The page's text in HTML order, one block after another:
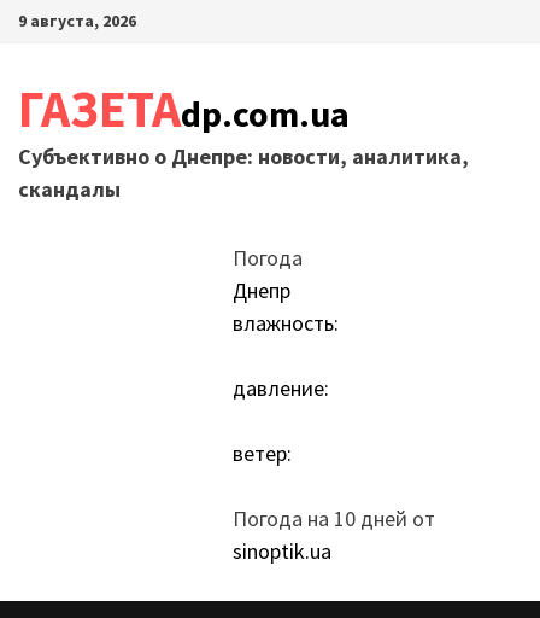
Перейти
9 августа, 2026
ГАЗЕТАdp.com.ua
Субъективно о Днепре: новости, аналитика,
скандалы
Погода
Днепр
влажность:
давление:
ветер:
Погода на 10 дней от
sinoptik.ua